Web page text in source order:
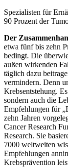
Spezialisten für
90 Prozent der
Der
etwa fünf bis zehn
bedingt. Die
außen wirkenden
täglich dazu
vermindern. Denn
Krebsentstehung.
sondern auch die
Empfehlungen für
zehn Jahren
Cancer Research
Research. Sie
7000 weltweiten
Empfehlungen
Krebsprävention